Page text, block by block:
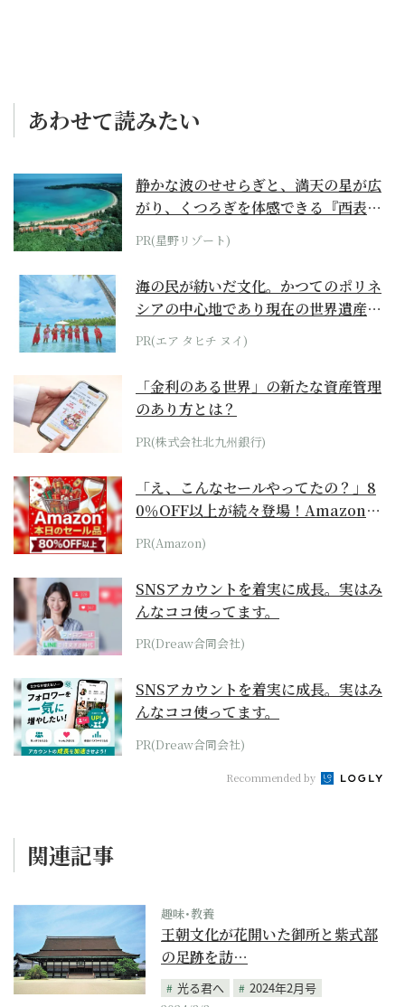
あわせて読みたい
静かな波のせせらぎと、満天の星が広
がり、くつろぎを体感できる『西表島
ホテル by...
PR(星野リゾート)
海の民が紡いだ文化。かつてのポリネ
シアの中心地であり現在の世界遺産か
らみえてくる...
PR(エア タヒチ ヌイ)
「金利のある世界」の新たな資産管理
のあり方とは？
PR(株式会社北九州銀行)
「え、こんなセールやってたの？」8
0％OFF以上が続々登場！Amazonの
本気が...
PR(Amazon)
SNSアカウントを着実に成長。実はみ
んなココ使ってます。
PR(Dreaw合同会社)
SNSアカウントを着実に成長。実はみ
んなココ使ってます。
PR(Dreaw合同会社)
Recommended by
関連記事
趣味･教養
王朝文化が花開いた御所と紫式部
の足跡を訪…
光る君へ
2024年2月号